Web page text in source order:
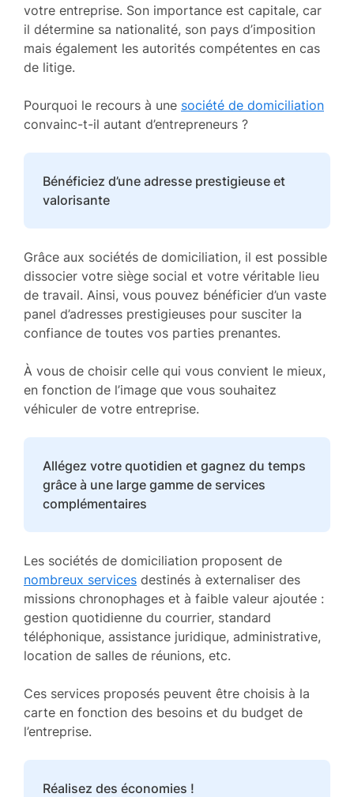
votre entreprise. Son importance est capitale, car
il détermine sa nationalité, son pays d’imposition
mais également les autorités compétentes en cas
de litige.
Pourquoi le recours à une société de domiciliation
convainc-t-il autant d’entrepreneurs ?
Bénéficiez d’une adresse prestigieuse et
valorisante
Grâce aux sociétés de domiciliation, il est possible
dissocier votre siège social et votre véritable lieu
de travail. Ainsi, vous pouvez bénéficier d’un vaste
panel d’adresses prestigieuses pour susciter la
confiance de toutes vos parties prenantes.
À vous de choisir celle qui vous convient le mieux,
en fonction de l’image que vous souhaitez
véhiculer de votre entreprise.
Allégez votre quotidien et gagnez du temps
grâce à une large gamme de services
complémentaires
Les sociétés de domiciliation proposent de
nombreux services destinés à externaliser des
missions chronophages et à faible valeur ajoutée :
gestion quotidienne du courrier, standard
téléphonique, assistance juridique, administrative,
location de salles de réunions, etc.
Ces services proposés peuvent être choisis à la
carte en fonction des besoins et du budget de
l’entreprise.
Réalisez des économies !